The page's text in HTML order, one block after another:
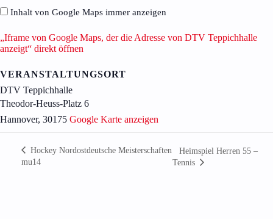
VERANSTALTUNGSORT
DTV Teppichhalle
Theodor-Heuss-Platz 6
Hannover, 30175 Google Karte anzeigen
Maps,
der
Adresse
von
Teppichhalle
anzeigt“
von
Google
Maps
Inhalt von Google Maps immer anzeigen
„Iframe von Google Maps, der die Adresse von DTV Teppichhalle
anzeigt“ direkt öffnen
Hockey Nordostdeutsche Meisterschaften
mu14
Heimspiel Herren 55 –
Tennis